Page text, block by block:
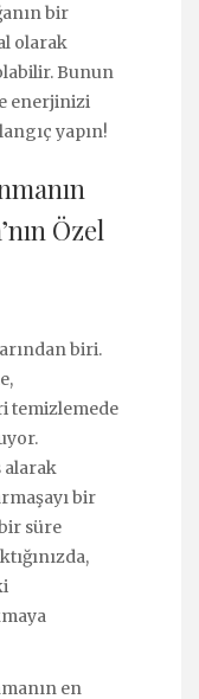
bir
olarak
Bunun
enerjinizi
yapın!
Özel
biri.
temizlemede
alarak
bir
süre
en